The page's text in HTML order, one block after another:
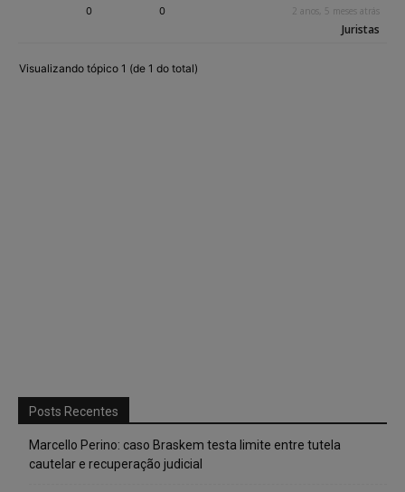
0 0 2 anos, 5 meses atrás
Juristas
Visualizando tópico 1 (de 1 do total)
Posts Recentes
Marcello Perino: caso Braskem testa limite entre tutela
cautelar e recuperação judicial